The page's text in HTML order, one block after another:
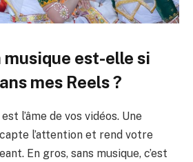
musique est-elle si
mes Reels ?
l’âme de vos vidéos. Une
capte l’attention et rend votre
En gros, sans musique, c’est